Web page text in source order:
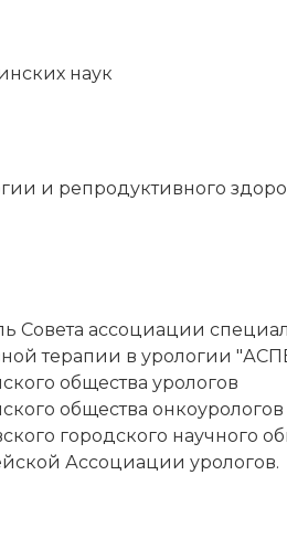
наук
и репродуктивного
Совета ассоциации
терапии в урологии
общества урологов
общества онкоурологов
городского научного
Ассоциации урологов.